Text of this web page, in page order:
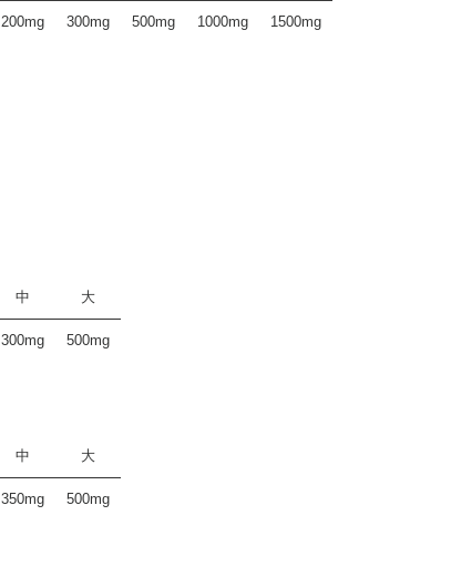
200mg 300mg 500mg 1000mg 1500mg
中 大
300mg 500mg
中 大
350mg 500mg